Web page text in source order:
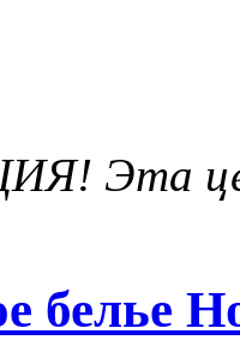
Эта
белье